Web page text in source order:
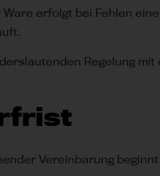
Ware erfolgt bei Fehlen
Regelung
Vereinbarung